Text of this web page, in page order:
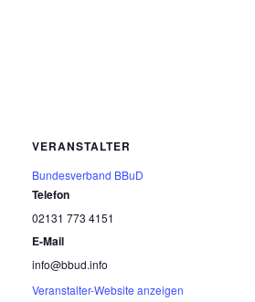
VERANSTALTER
Bundesverband BBuD
Telefon
02131 773 4151
E-Mail
info@bbud.info
Veranstalter-Website anzeigen